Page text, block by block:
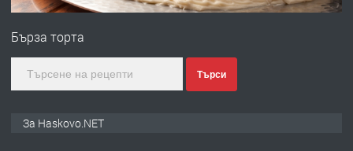
Бърза торта
Търси
За Haskovo.NET